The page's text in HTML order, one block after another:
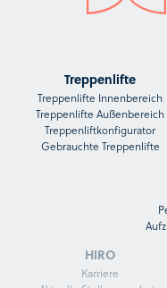
Treppenlifte
Treppenlifte Innenbereich
Treppenlifte Außenbereich
Treppenliftkonfigurator
Gebrauchte Treppenlifte
HIRO
Karriere